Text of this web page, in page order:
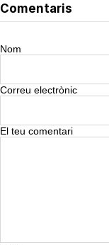
Comentaris
Nom
Correu electrònic
El teu comentari